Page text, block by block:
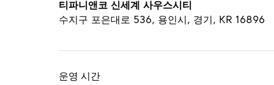
티파니앤코 신세계 사우스시티
수지구 포은대로 536, 용인시 , 경기, KR 16896
운영 시간